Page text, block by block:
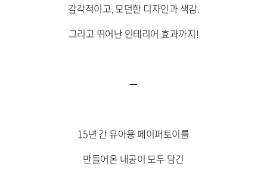
감각적이고, 모던한 디자인과 색감.
그리고 뛰어난 인테리어 효과까지!
​
15년 간 유아용 페이퍼토이를
만들어온 내공이 모두 담긴